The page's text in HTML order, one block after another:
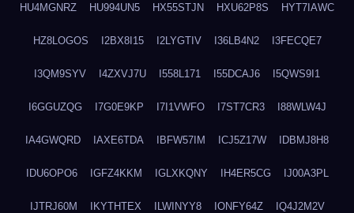
HU4MGNRZ HU994UN5 HX55STJN HXU62P8S HYT7IAWC
HZ8LOGOS I2BX8I15 I2LYGTIV I36LB4N2 I3FECQE7
I3QM9SYV I4ZXVJ7U I558L171 I55DCAJ6 I5QWS9I1
I6GGUZQG I7G0E9KP I7I1VWFO I7ST7CR3 I88WLW4J
IA4GWQRD IAXE6TDA IBFW57IM ICJ5Z17W IDBMJ8H8
IDU6OPO6 IGFZ4KKM IGLXKQNY IH4ER5CG IJ00A3PL
IJTRJ60M IKYTHTEX ILWINYY8 IONFY64Z IQ4J2M2V